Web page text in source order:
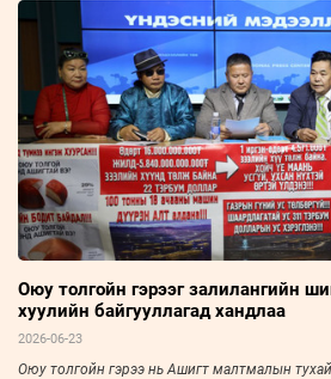
Оюу толгойн гэрээг залилангийн
хуулийн байгууллагад хандлаа
2026-06-23
​​​​​​​Оюу толгойн гэрээ нь Ашигт малтмалын